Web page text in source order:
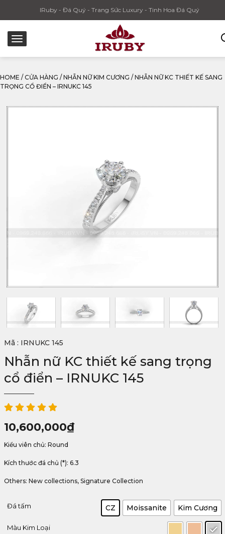
IRuby - Đá Quý - Trang Sức Luxury - Tinh Hoa Đá Quý
HOME / CỬA HÀNG / NHẪN NỮ KIM CƯƠNG / NHẪN NỮ KC THIẾT KẾ SANG
TRỌNG CỔ ĐIỂN – IRNUKC 145
Mã : IRNUKC 145
Nhẫn nữ KC thiết kế sang trọng
cổ điển – IRNUKC 145
10,600,000₫
Kiểu viên chủ: Round
Kích thước đá chủ (*): 6.3
Others: New collections, Signature Collection
Đá tấm CZ Moissanite Kim Cương
Màu Kim Loại